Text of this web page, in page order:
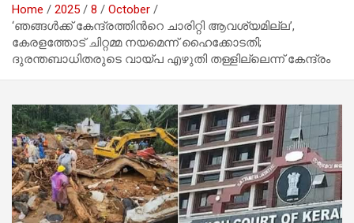
Home 2025 8
October
‘ഞങ്ങൾക്ക് കേന്ദ്രത്തിന്‍റെ ചാരിറ്റി ആവശ്യമില്ല’,
കേരളത്തോട് ചിറ്റമ്മ നയമെന്ന് ഹൈക്കോടതി;
ദുരന്തബാധിതരുടെ വായ്പ എഴുതി തള്ളില്ലെന്ന് കേന്ദ്രം